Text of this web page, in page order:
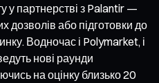
у партнерстві з Palantir —
дозволів або підготовки до
Водночас і Polymarket, і
нові раунди
на оцінку близько 20